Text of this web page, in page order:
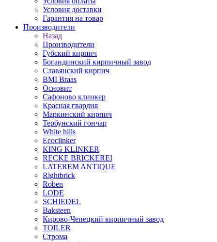
Условия доставки
Гарантия на товар
Производители
Назад
Производители
Губский кирпич
Богандинский кирпичный завод
Славянский кирпич
BMI Braas
Основит
Сафоново клинкер
Красная гвардия
Маркинский кирпич
Тербунский гончар
White hills
Ecoclinker
KING KLINKER
RECKE BRICKEREI
LATEREM ANTIQUE
Rightbrick
Roben
LODE
SCHIEDEL
Baksteen
Кирово-Чепецкий кирпичный завод
TOILER
Строма